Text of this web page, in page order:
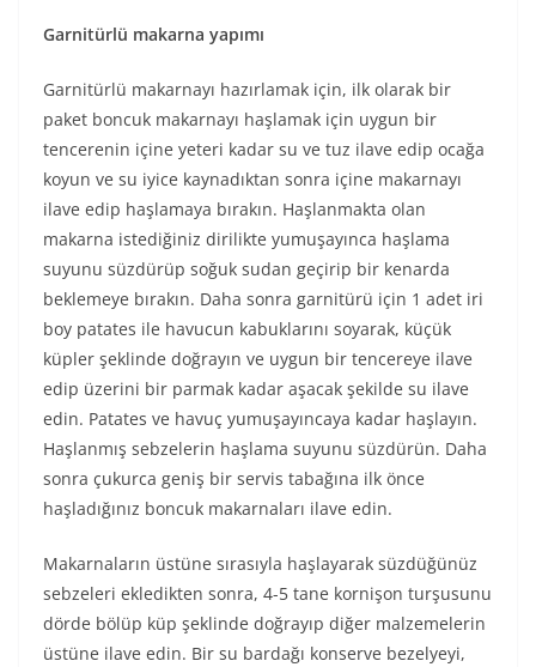
Garnitürlü makarna yapımı
Garnitürlü makarnayı hazırlamak için, ilk olarak bir
paket boncuk makarnayı haşlamak için uygun bir
tencerenin içine yeteri kadar su ve tuz ilave edip ocağa
koyun ve su iyice kaynadıktan sonra içine makarnayı
ilave edip haşlamaya bırakın. Haşlanmakta olan
makarna istediğiniz dirilikte yumuşayınca haşlama
suyunu süzdürüp soğuk sudan geçirip bir kenarda
beklemeye bırakın. Daha sonra garnitürü için 1 adet iri
boy patates ile havucun kabuklarını soyarak, küçük
küpler şeklinde doğrayın ve uygun bir tencereye ilave
edip üzerini bir parmak kadar aşacak şekilde su ilave
edin. Patates ve havuç yumuşayıncaya kadar haşlayın.
Haşlanmış sebzelerin haşlama suyunu süzdürün. Daha
sonra çukurca geniş bir servis tabağına ilk önce
haşladığınız boncuk makarnaları ilave edin.
Makarnaların üstüne sırasıyla haşlayarak süzdüğünüz
sebzeleri ekledikten sonra, 4-5 tane kornişon turşusunu
dörde bölüp küp şeklinde doğrayıp diğer malzemelerin
üstüne ilave edin. Bir su bardağı konserve bezelyeyi,